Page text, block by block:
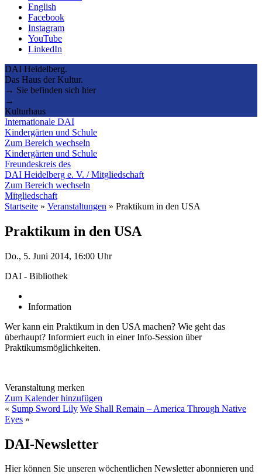
English
Facebook
Instagram
YouTube
LinkedIn
DAI Heidelberg.
Das Haus der Kultur.
→ Sie befinden sich hier
→
Kulturhaus
Internationale DAI
Kindergärten und Schule
Zum Bereich wechseln
Kindergärten und Schule
Freundeskreis des
DAI Heidelberg e. V. / Mitgliedschaft
Zum Bereich wechseln
Mitgliedschaft
Startseite » Veranstaltungen » Praktikum in den USA
Praktikum in den USA
Do., 5. Juni 2014, 16:00 Uhr
DAI - Bibliothek
Information
Wer kann ein Praktikum in den USA machen? Wie geht das
überhaupt? Informiert euch in einer Info-Session über
Praktikumsmöglichkeiten.
Veranstaltung merken
Zum Kalender hinzufügen
« Sump Sword Lily We Shall Remain – America Through Native
Eyes »
DAI-Newsletter
Hier können Sie unseren wöchentlichen Newsletter abonnieren und